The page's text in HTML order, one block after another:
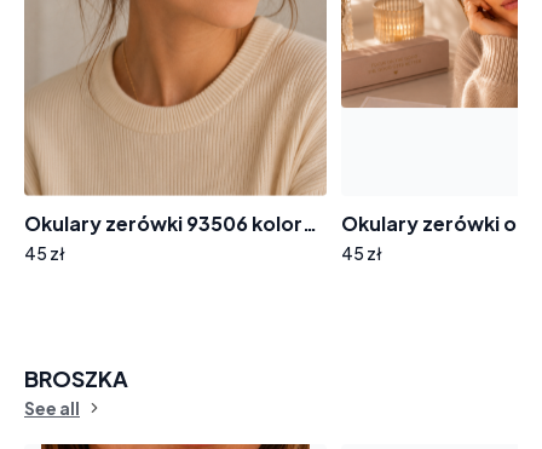
Okulary zerówki 93506 kolorowe
45 zł 45 zł
BROSZKA
See all